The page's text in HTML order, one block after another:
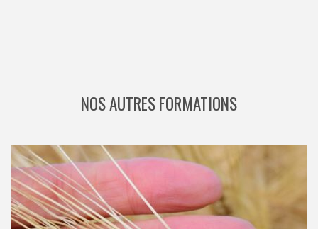
NOS AUTRES FORMATIONS